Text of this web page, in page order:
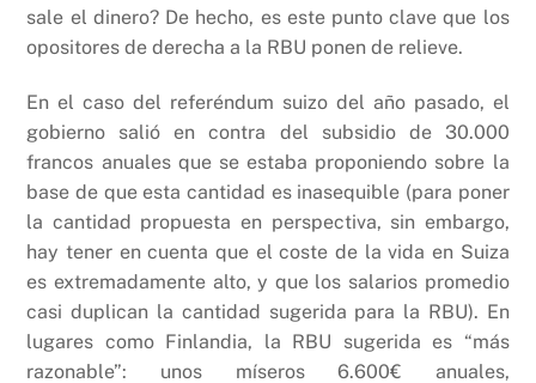
sale el dinero? De hecho, es este punto clave que los
opositores de derecha a la RBU ponen de relieve.
En el caso del referéndum suizo del año pasado, el
gobierno salió en contra del subsidio de 30.000
francos anuales que se estaba proponiendo sobre la
base de que esta cantidad es inasequible (para poner
la cantidad propuesta en perspectiva, sin embargo,
hay tener en cuenta que el coste de la vida en Suiza
es extremadamente alto, y que los salarios promedio
casi duplican la cantidad sugerida para la RBU). En
lugares como Finlandia, la RBU sugerida es “más
razonable”: unos míseros 6.600€ anuales,